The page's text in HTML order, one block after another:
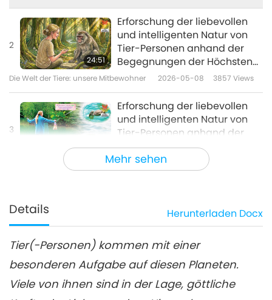
Mehr sehen
mehrteiligen Serie
2
24:51
Erforschung der liebevollen
und intelligenten Natur von
Tier-Personen anhand der
Begegnungen der Höchsten
Meisterin Ching Hai
mehrteiligen Reihe
Die Welt der Tiere: unsere Mitbewohner 2026-05-08 3857 Views
3
Erforschung der liebevollen
und intelligenten Natur von
Tier-Personen anhand der
Begegnungen der Höchsten
Meisterin Ching Hai
(Veganerin), Teil 3 einer
Die Welt der Tiere: unsere Mitbewohner 2026-07-03
Details Herunterladen Docx
Tier(-Personen) kommen mit einer
besonderen Aufgabe auf diesen Planeten.
Viele von ihnen sind in der Lage, göttliche